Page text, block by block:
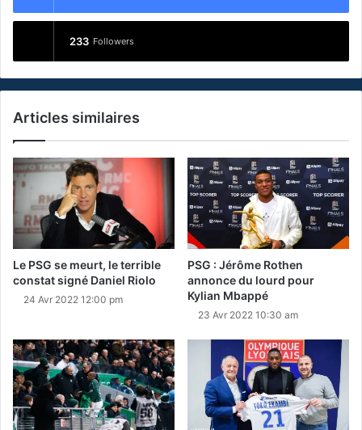
233 Followers
Articles similaires
Le PSG se meurt, le terrible
constat signé Daniel Riolo
24 Avr 2022 12:00 pm
PSG : Jérôme Rothen
annonce du lourd pour
Kylian Mbappé
23 Avr 2022 10:30 am